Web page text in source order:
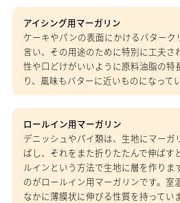
アイシング用マーガリン
ケーキやパンの表面にかけるバターク
言い、その用途のために特別に工夫さ
性や口どけがいいように原料油脂の特
り、風味もバターに近いものになってい
ロールイン用マーガリン
デニッシュやパイ類は、生地にマーガ
ばし、それをまた折りたたんで伸ばす
ルインという方法で生地に層を作りま
のがロールイン用マーガリンです。室
なかに薄膜状に伸びる性質を持っていま